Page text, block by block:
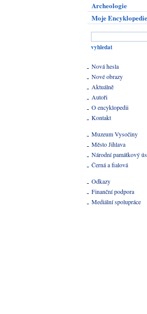
Archeologie
Moje Encyklopedie
Nová hesla
Nové obrazy
Aktuálně
Autoři
O encyklopedii
Kontakt
Muzeum Vysočiny
Město Jihlava
Národní památkový
Černá a fialová
Odkazy
Finanční podpora
Mediální spolupráce